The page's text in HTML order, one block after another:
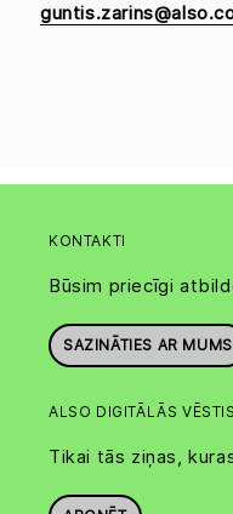
KONTAKTI
Būsim priecīgi
SAZINĀTIES AR MUMS
ALSO DIGITĀLĀS VĒSTIS
Tikai tās ziņas,